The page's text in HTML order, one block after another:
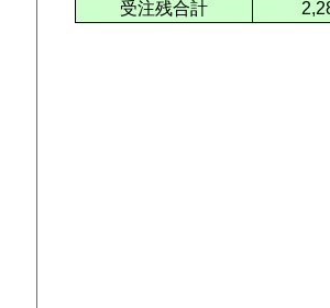
受注残合計